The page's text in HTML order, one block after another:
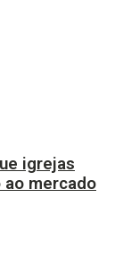
igrejas
ao mercado